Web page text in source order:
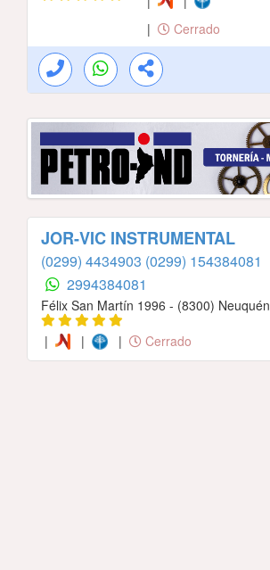
|
Cerrado
JOR-VIC INSTRUMENTAL
(0299) 4434903 (0299) 154384081
2994384081
Félix San Martín 1996 - (8300) Neuquén
|
| | Cerrado